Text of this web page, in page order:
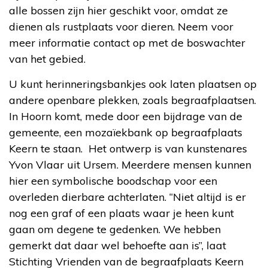
alle bossen zijn hier geschikt voor, omdat ze
dienen als rustplaats voor dieren. Neem voor
meer informatie contact op met de boswachter
van het gebied.
U kunt herinneringsbankjes ook laten plaatsen op
andere openbare plekken, zoals begraafplaatsen.
In Hoorn komt, mede door een bijdrage van de
gemeente, een mozaïekbank op begraafplaats
Keern te staan. Het ontwerp is van kunstenares
Yvon Vlaar uit Ursem. Meerdere mensen kunnen
hier een symbolische boodschap voor een
overleden dierbare achterlaten. “Niet altijd is er
nog een graf of een plaats waar je heen kunt
gaan om degene te gedenken. We hebben
gemerkt dat daar wel behoefte aan is”, laat
Stichting Vrienden van de begraafplaats Keern